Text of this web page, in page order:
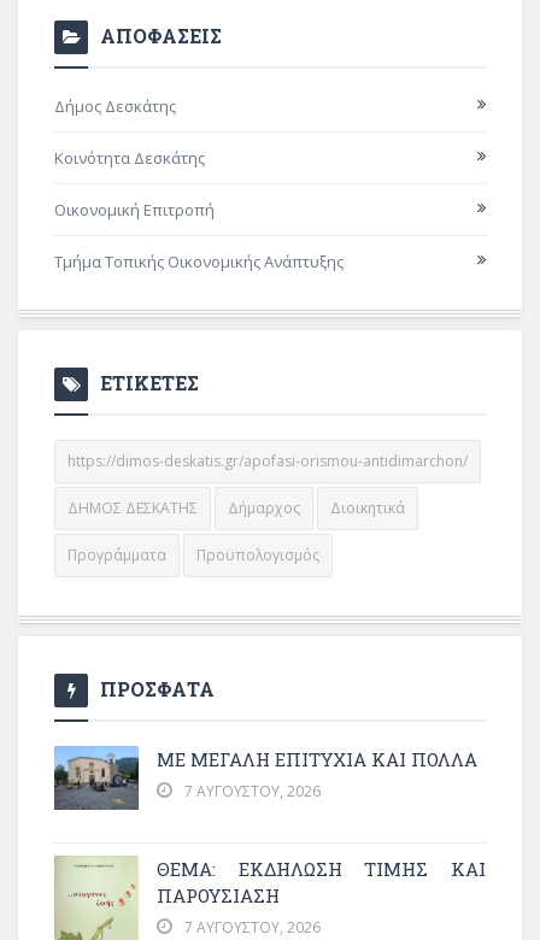
ΑΠΟΦΑΣΕΙΣ
Δήμος Δεσκάτης
Κοινότητα Δεσκάτης
Οικονομική Επιτροπή
Τμήμα Τοπικής Οικονομικής Ανάπτυξης
ΕΤΙΚΕΤΕΣ
https://dimos-deskatis.gr/apofasi-orismou-antidimarchon/
ΔΗΜΟΣ ΔΕΣΚΑΤΗΣ Δήμαρχος Διοικητικά
Προγράμματα Προϋπολογισμός
ΠΡΟΣΦΑΤΑ
ΜΕ ΜΕΓΆΛΗ ΕΠΙΤΥΧΊΑ ΚΑΙ ΠΟΛΛΆ
7 ΑΥΓΟΎΣΤΟΥ, 2026
ΘΈΜΑ: ΕΚΔΉΛΩΣΗ ΤΙΜΉΣ ΚΑΙ
ΠΑΡΟΥΣΊΑΣΗ
7 ΑΥΓΟΎΣΤΟΥ, 2026